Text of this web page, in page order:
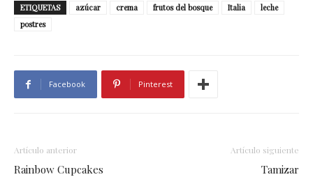
ETIQUETAS azúcar crema frutos del bosque Italia
leche
postres
Facebook Pinterest
Artículo anterior
Rainbow Cupcakes
Artículo siguiente
Tamizar